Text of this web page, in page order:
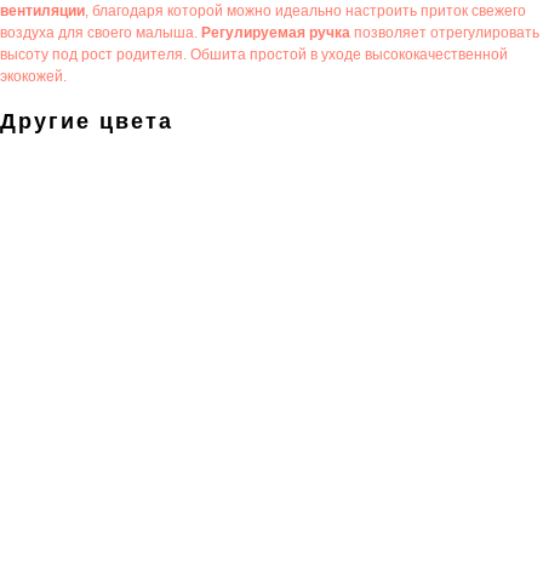
вентиляции , благодаря которой можно идеально настроить приток свежего
воздуха для своего малыша. Регулируемая ручка позволяет отрегулировать
высоту под рост родителя. Обшита простой в уходе высококачественной
экокожей.
Другие цвета